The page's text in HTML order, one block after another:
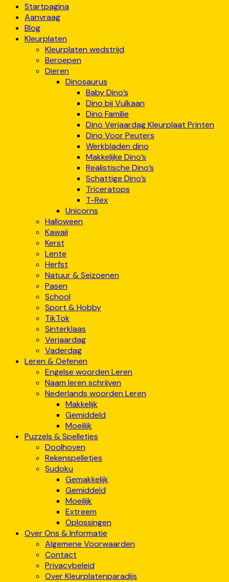
Startpagina
Aanvraag
Blog
Kleurplaten
Kleurplaten wedstrijd
Beroepen
Dieren
Dinosaurus
Baby Dino’s
Dino bij Vulkaan
Dino Familie
Dino Verjaardag Kleurplaat Printen
Dino Voor Peuters
Werkbladen dino
Makkelijke Dino’s
Realistische Dino’s
Schattige Dino’s
Triceratops
T-Rex
Unicorns
Halloween
Kawaii
Kerst
Lente
Herfst
Natuur & Seizoenen
Pasen
School
Sport & Hobby
TikTok
Sinterklaas
Verjaardag
Vaderdag
Leren & Oefenen
Engelse woorden Leren
Naam leren schrijven
Nederlands woorden Leren
Makkelijk
Gemiddeld
Moeilijk
Puzzels & Spelletjes
Doolhoven
Rekenspelletjes
Sudoku
Gemakkelijk
Gemiddeld
Moeilijk
Extreem
Oplossingen
Over Ons & Informatie
Algemene Voorwaarden
Contact
Privacybeleid
Over Kleurplatenparadijs